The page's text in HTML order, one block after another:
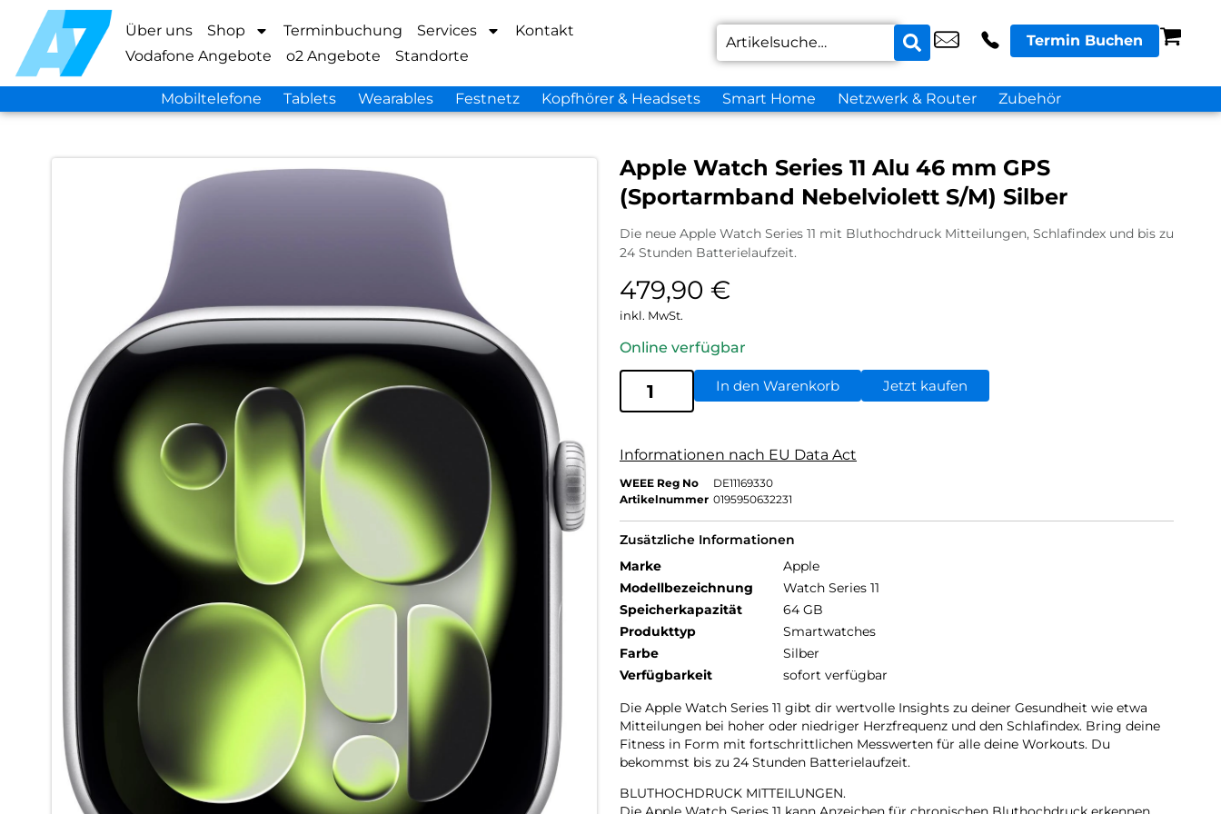
Über uns Shop Terminbuchung Services
Kontakt
Vodafone Angebote
o2 Angebote Standorte
Termin Buchen
Mobiltelefone Tablets Wearables Festnetz Kopfhörer & Headsets Smart Home Netzwerk & Router Zubehör
Apple Watch Series 11 Alu 46 mm GPS
(Sportarmband Nebelviolett S/M) Silber
Die neue Apple Watch Series 11 mit Bluthochdruck Mitteilungen, Schlafindex und bis zu
24 Stunden Batterielaufzeit.
479,90 €
inkl. MwSt.
Online verfügbar
In den Warenkorb Jetzt kaufen
Informationen nach EU Data Act
WEEE Reg No
DE11169330
Artikelnummer 0195950632231
Zusätzliche Informationen
Marke
Apple
Modellbezeichnung
Watch Series 11
Speicherkapazität
64 GB
Produkttyp
Smartwatches
Farbe
Silber
Verfügbarkeit
sofort verfügbar
Die Apple Watch Series 11 gibt dir wertvolle Insights zu deiner Gesundheit wie etwa
Mitteilungen bei hoher oder niedriger Herzfrequenz und den Schlafindex. Bring deine
Fitness in Form mit fortschrittlichen Messwerten für alle deine Workouts. Du
bekommst bis zu 24 Stunden Batterielaufzeit.
BLUTHOCHDRUCK MITTEILUNGEN.